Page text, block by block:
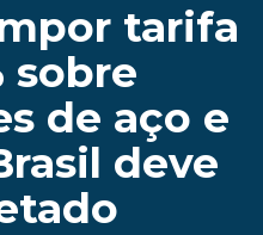
tarifa
sobre
de aço e
deve